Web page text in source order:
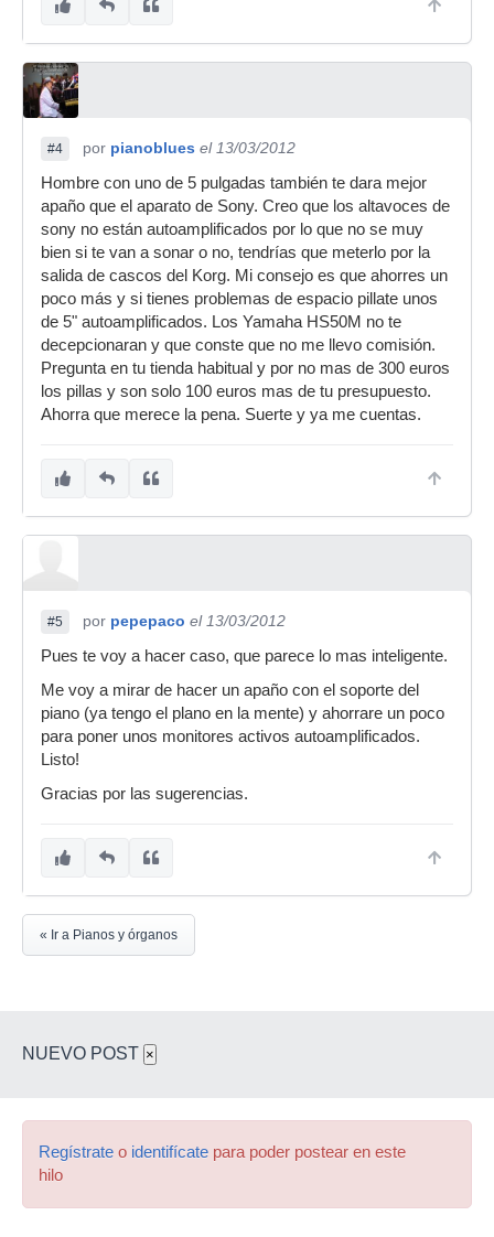
#4 por pianoblues el 13/03/2012
Hombre con uno de 5 pulgadas también te dara mejor
apaño que el aparato de Sony. Creo que los altavoces de
sony no están autoamplificados por lo que no se muy
bien si te van a sonar o no, tendrías que meterlo por la
salida de cascos del Korg. Mi consejo es que ahorres un
poco más y si tienes problemas de espacio pillate unos
de 5" autoamplificados. Los Yamaha HS50M no te
decepcionaran y que conste que no me llevo comisión.
Pregunta en tu tienda habitual y por no mas de 300 euros
los pillas y son solo 100 euros mas de tu presupuesto.
Ahorra que merece la pena. Suerte y ya me cuentas.
#5 por pepepaco el 13/03/2012
Pues te voy a hacer caso, que parece lo mas inteligente.
Me voy a mirar de hacer un apaño con el soporte del
piano (ya tengo el plano en la mente) y ahorrare un poco
para poner unos monitores activos autoamplificados.
Listo!
Gracias por las sugerencias.
« Ir a Pianos y órganos
NUEVO POST ×
Regístrate o identifícate para poder postear en este
hilo